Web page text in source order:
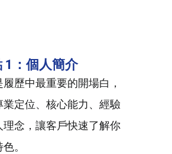
1：個人簡介
歷中最重要的開場白，
業定位、核心能力、經驗
理念，讓客戶快速了解你
。